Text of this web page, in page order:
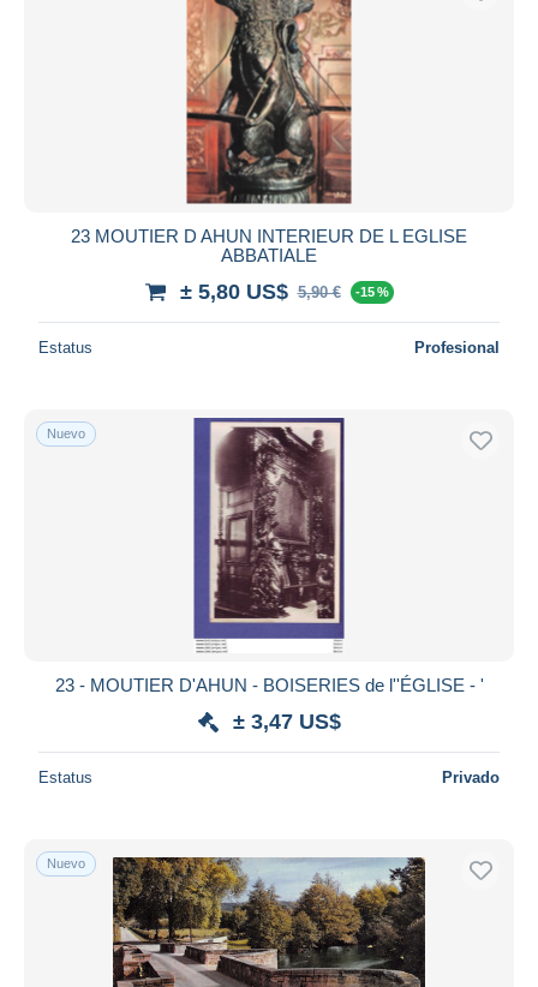
23 MOUTIER D AHUN INTERIEUR DE L EGLISE
ABBATIALE
± 5,80 US$ 5,90 € -15 %
Estatus Profesional
Nuevo
23 - MOUTIER D'AHUN - BOISERIES de l''ÉGLISE - '
± 3,47 US$
Estatus Privado
Nuevo